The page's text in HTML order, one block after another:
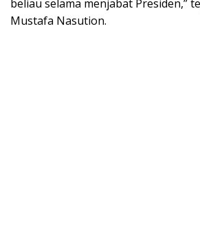
beliau selama menjabat Presiden,”
Mustafa Nasution.